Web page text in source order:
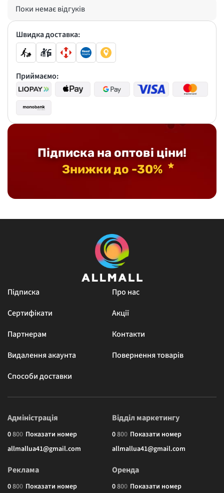
Поки немає відгуків
Підписка на оптові ціни!
Знижки до -30%
Швидка доставка:
Приймаємо:
Підписка
Про нас
Сертифікати
Акції
Партнерам
Контакти
Видалення акаунта
Повернення товарів
Способи доставки
Адміністрація
0800 Показати номер
allmallua41@gmail.com
Відділ маркетингу
0800 Показати номер
allmallua41@gmail.com
Реклама
0800 Показати номер
Оренда
0800 Показати номер